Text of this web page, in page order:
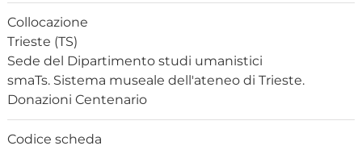
Collocazione
Trieste (TS)
Sede del Dipartimento studi umanistici
smaTs. Sistema museale dell'ateneo di Trieste.
Donazioni Centenario
Codice scheda